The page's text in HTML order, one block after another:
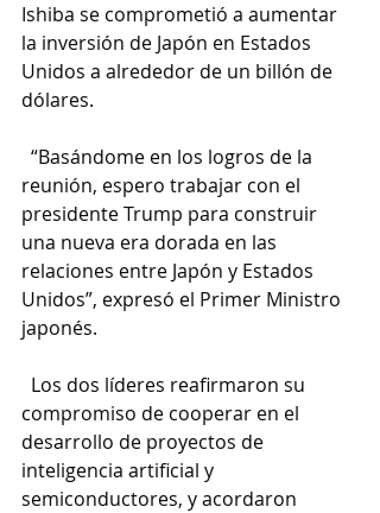
Ishiba se comprometió a aumentar
la inversión de Japón en Estados
Unidos a alrededor de un billón de
dólares.
“Basándome en los logros de la
reunión, espero trabajar con el
presidente Trump para construir
una nueva era dorada en las
relaciones entre Japón y Estados
Unidos”, expresó el Primer Ministro
japonés.
Los dos líderes reafirmaron su
compromiso de cooperar en el
desarrollo de proyectos de
inteligencia artificial y
semiconductores, y acordaron